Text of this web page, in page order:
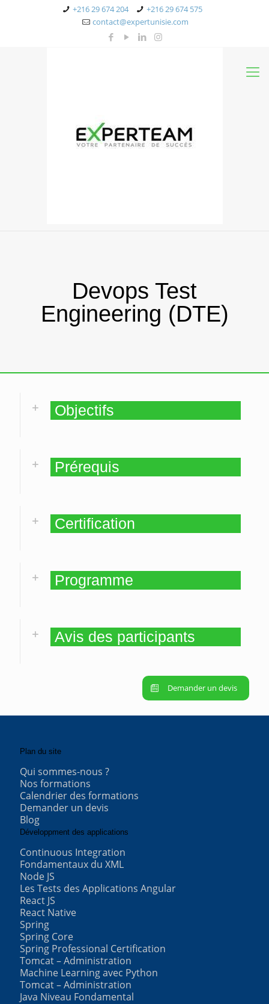
+216 29 674 204
+216 29 674 575
contact@expertunisie.com
Devops Test
Engineering (DTE)
Objectifs
Prérequis
Certification
Programme
Avis des participants
Demander un devis
Plan du site
Qui sommes-nous ?
Nos formations
Calendrier des formations
Demander un devis
Blog
Développment des applications
Continuous Integration
Fondamentaux du XML
Node JS
Les Tests des Applications Angular
React JS
React Native
Spring
Spring Core
Spring Professional Certification
Tomcat – Administration
Machine Learning avec Python
Tomcat – Administration
Java Niveau Fondamental